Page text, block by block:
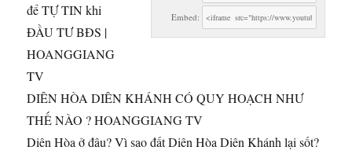
Embed:
để TỰ TIN khi
ĐẦU TƯ BĐS |
HOANGGIANG
TV
DIÊN HÒA DIÊN KHÁNH CÓ QUY HOẠCH NHƯ
THẾ NÀO ? HOANGGIANG TV
Diên Hòa ở đâu? Vì sao đất Diên Hòa Diên Khánh lại sốt?